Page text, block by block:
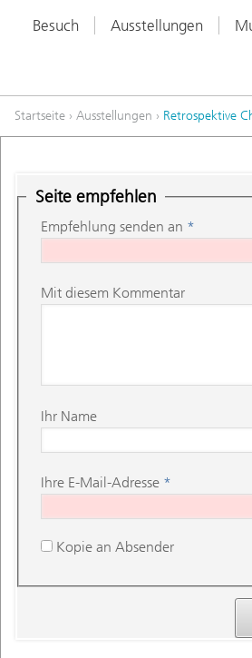
Besuch Ausstellungen
Startseite › Ausstellungen › Retrospektive
Seite empfehlen
Empfehlung senden an *
Mit diesem Kommentar
Ihr Name
Ihre E-Mail-Adresse *
Kopie an Absender